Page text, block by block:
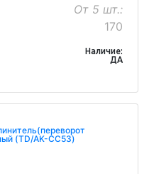
От 5 шт.:
170
Наличие:
ДА
(TD/AK-CC53)